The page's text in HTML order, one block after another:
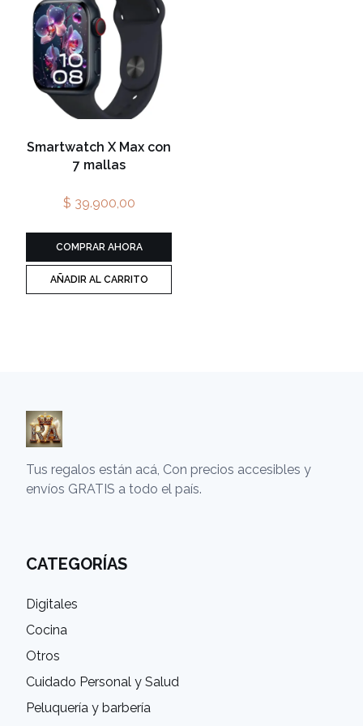
Smartwatch X Max con
7 mallas
$ 39.900,00
COMPRAR AHORA
AÑADIR AL CARRITO
Tus regalos están acá, Con precios accesibles y
envíos GRATIS a todo el país.
CATEGORÍAS
Digitales
Cocina
Otros
Cuidado Personal y Salud
Peluquería y barbería